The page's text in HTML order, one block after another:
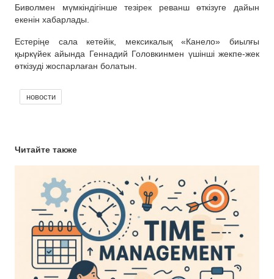
Биволмен мүмкіндігінше тезірек реванш өткізуге дайын
екенін хабарлады.
Естеріңе сала кетейік, мексикалық «Канело» биылғы
қыркүйек айында Геннадий Головкинмен үшінші жекпе-жек
өткізуді жоспарлаған болатын.
новости
Читайте также